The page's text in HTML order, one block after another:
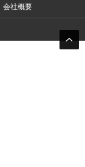
会社概要